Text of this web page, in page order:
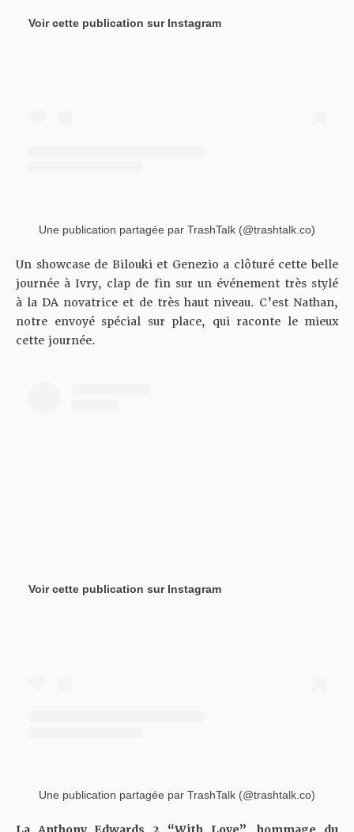
Voir cette publication sur Instagram
Une publication partagée par TrashTalk (@trashtalk.co)
Un showcase de Bilouki et Genezio a clôturé cette belle
journée à Ivry, clap de fin sur un événement très stylé
à la DA novatrice et de très haut niveau. C’est Nathan,
notre envoyé spécial sur place, qui raconte le mieux
cette journée.
Voir cette publication sur Instagram
Une publication partagée par TrashTalk (@trashtalk.co)